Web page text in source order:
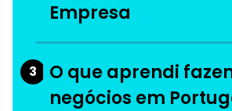
Empresa
3
O que aprendi
negócios em